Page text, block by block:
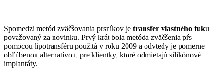
Spomedzi metód zväčšovania prsníkov je transfer vlastného tuku
považovaný za novinku. Prvý krát bola metóda zväčšenia pŕs
pomocou lipotransféru použitá v roku 2009 a odvtedy je pomerne
obľúbenou alternatívou, pre klientky, ktoré odmietajú silikónové
implantáty.